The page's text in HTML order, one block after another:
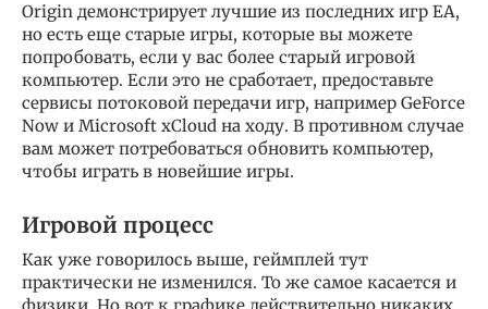
Origin демонстрирует лучшие из последних игр EA,
но есть еще старые игры, которые вы можете
попробовать, если у вас более старый игровой
компьютер. Если это не сработает, предоставьте
сервисы потоковой передачи игр, например GeForce
Now и Microsoft xCloud на ходу. В противном случае
вам может потребоваться обновить компьютер,
чтобы играть в новейшие игры.
Игровой процесс
Как уже говорилось выше, геймплей тут
практически не изменился. То же самое касается и